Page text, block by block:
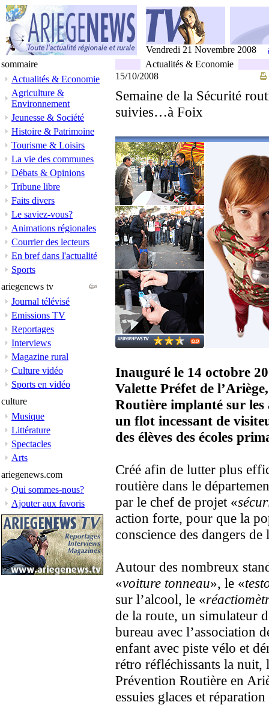
Vendredi 21 Novembre 2008
sommaire
Actualités & Economie
Agriculture &
Environnement
Jeunesse & Société
Histoire & Patrimoine
Tourisme & Loisirs
La vie des communes
Débats & Opinions
Tribune libre
Faits divers
Le saviez-vous?
Animations régionales
Courrier des lecteurs
En bref dans l'actualité
Sports
ariegenews tv
Journal télévisé
Emissions TV
Reportages
Interviews
Magazine rural
Culture vidéo
Sports en vidéo
culture
Musique
Littérature
Spectacles
Arts
ariegenews.com
Qui sommes-nous?
Ajouter aux favoris
Actualités & Economie
15/10/2008
Semaine de la Sécurité
suivies…à Foix
Inauguré le 14 octobre
Valette Préfet de
Routière implanté sur les
un flot incessant de
des élèves des écoles
Créé afin de lutter plus
routière dans le
par le chef de projet «
action forte, pour que la
conscience des dangers de
Autour des nombreux
«voiture tonneau», le «
sur l’alcool, le «
de la route, un simulateur
bureau avec l’association
enfant avec piste vélo et
rétro réfléchissants la nuit,
Prévention Routière en
essuies glaces et